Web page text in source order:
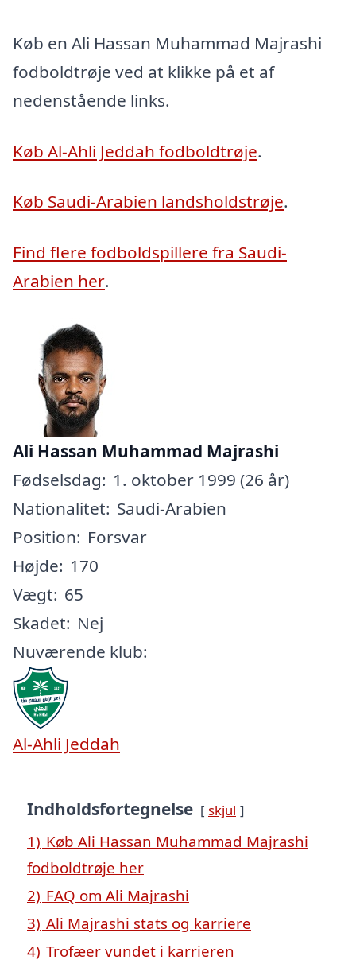
Køb en Ali Hassan Muhammad Majrashi
fodboldtrøje ved at klikke på et af
nedenstående links.
Køb Al-Ahli Jeddah fodboldtrøje.
Køb Saudi-Arabien landsholdstrøje.
Find flere fodboldspillere fra Saudi-
Arabien her.
Ali Hassan Muhammad Majrashi
Fødselsdag: 1. oktober 1999 (26 år)
Nationalitet: Saudi-Arabien
Position: Forsvar
Højde: 170
Vægt: 65
Skadet: Nej
Nuværende klub:
Al-Ahli Jeddah
Indholdsfortegnelse skjul
1) Køb Ali Hassan Muhammad Majrashi
fodboldtrøje her
2) FAQ om Ali Majrashi
3) Ali Majrashi stats og karriere
4) Trofæer vundet i karrieren